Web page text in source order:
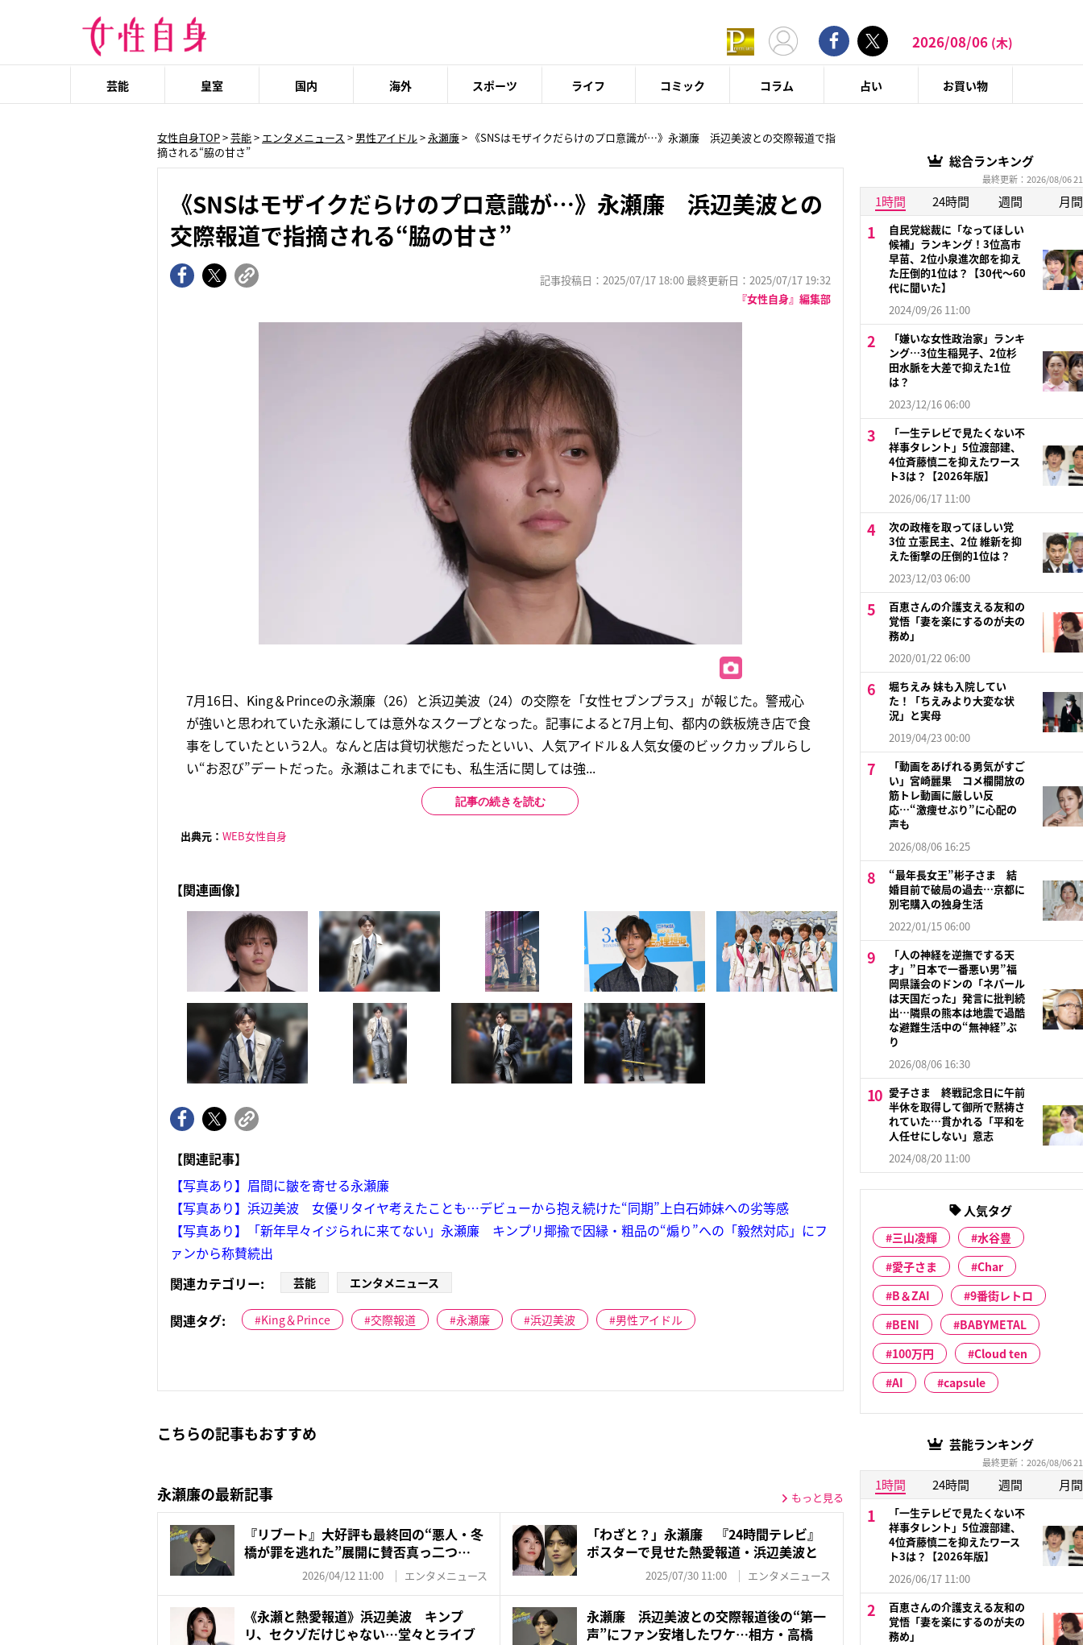
2026/08/06 (木)
芸能 皇室 国内 海外 スポーツ ライフ コミック コラム 占い お買い物
女性自身TOP>芸能> エンタメニュース > 男性アイドル>永瀬廉> 《SNSはモザイクだらけのプロ意識が…》永瀬廉 浜辺美波との交際報道で指
摘される“脇の甘さ”
《SNSはモザイクだらけのプロ意識が…》永瀬廉 浜辺美波との
交際報道で指摘される“脇の甘さ”
記事投稿日：2025/07/17 18:00 最終更新日：2025/07/17 19:32
『女性自身』編集部
7月16日、King＆Princeの永瀬廉（26）と浜辺美波（24）の交際を「女性セブンプラス」が報じた。警戒心
が強いと思われていた永瀬にしては意外なスクープとなった。記事によると7月上旬、都内の鉄板焼き店で食
事をしていたという2人。なんと店は貸切状態だったといい、人気アイドル＆人気女優のビックカップルらし
い“お忍び”デートだった。永瀬はこれまでにも、私生活に関しては強...
記事の続きを読む
出典元： WEB女性自身
【関連画像】
【関連記事】
【写真あり】眉間に皺を寄せる永瀬廉
【写真あり】浜辺美波 女優リタイヤ考えたことも…デビューから抱え続けた“同期”上白石姉妹への劣等感
【写真あり】「新年早々イジられに来てない」永瀬廉 キンプリ揶揄で因縁・粗品の“煽り”への「毅然対応」にフ
ァンから称賛続出
関連カテゴリー:
芸能 エンタメニュース
関連タグ: King＆Prince 交際報道 永瀬廉 浜辺美波 男性アイドル
こちらの記事もおすすめ
永瀬廉の最新記事 もっと見る
『リブート』大好評も最終回の“悪人・冬
橋が罪を逃れた”展開に賛否真っ二つ…
2026/04/12 11:00 エンタメニュース
「わざと？」永瀬廉 『24時間テレビ』
ポスターで見せた熱愛報道・浜辺美波と
2025/07/30 11:00 エンタメニュース
《永瀬と熱愛報道》浜辺美波 キンプ
リ、セクゾだけじゃない…堂々とライブ
永瀬廉 浜辺美波との交際報道後の“第一
声”にファン安堵したワケ…相方・高橋
総合ランキング
最終更新：2026/08/06
1時間 24時間 週間 月間
自民党総裁に「なってほしい
候補」ランキング！3位高市
早苗、2位小泉進次郎を抑え
た圧倒的1位は？【30代〜60
代に聞いた】
2024/09/26 11:00
「嫌いな女性政治家」ランキ
ング…3位生稲晃子、2位杉
田水脈を大差で抑えた1位
は？
2023/12/16 06:00
「一生テレビで見たくない不
祥事タレント」5位渡部建、
4位斉藤慎二を抑えたワース
ト3は？【2026年版】
2026/06/17 11:00
次の政権を取ってほしい党
3位 立憲民主、2位 維新を抑
えた衝撃の圧倒的1位は？
2023/12/03 06:00
百恵さんの介護支える友和の
覚悟「妻を楽にするのが夫の
務め」
2020/01/22 06:00
堀ちえみ 妹も入院してい
た！「ちえみより大変な状
況」と実母
2019/04/23 00:00
「動画をあげれる勇気がすご
い」宮崎麗果 コメ欄開放の
筋トレ動画に厳しい反
応…“激痩せぶり”に心配の
声も
2026/08/06 16:25
“最年長女王”彬子さま 結
婚目前で破局の過去…京都に
別宅購入の独身生活
2022/01/15 06:00
「人の神経を逆撫でする天
才」”日本で一番悪い男”福
岡県議会のドンの「ネパール
は天国だった」発言に批判続
出…隣県の熊本は地震で過酷
な避難生活中の“無神経”ぶ
り
2026/08/06 16:30
愛子さま 終戦記念日に午前
半休を取得して御所で黙祷さ
れていた…貫かれる「平和を
人任せにしない」意志
2024/08/20 11:00
人気タグ
三山凌輝
水谷豊
愛子さま
Char
B＆ZAI
9番街レトロ
BENI
BABYMETAL
100万円
Cloud ten
AI
capsule
芸能ランキング
最終更新：2026/08/06
1時間 24時間 週間 月間
「一生テレビで見たくない不
祥事タレント」5位渡部建、
4位斉藤慎二を抑えたワース
ト3は？【2026年版】
2026/06/17 11:00
百恵さんの介護支える友和の
覚悟「妻を楽にするのが夫の
務め」